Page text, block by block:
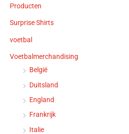
Producten
Surprise Shirts
voetbal
Voetbalmerchandising
België
Duitsland
England
Frankrijk
Italie